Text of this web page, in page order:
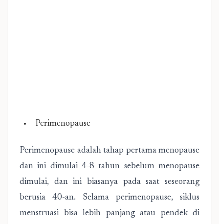
Perimenopause
Perimenopause adalah tahap pertama menopause
dan ini dimulai 4-8 tahun sebelum menopause
dimulai, dan ini biasanya pada saat seseorang
berusia 40-an. Selama perimenopause, siklus
menstruasi bisa lebih panjang atau pendek di